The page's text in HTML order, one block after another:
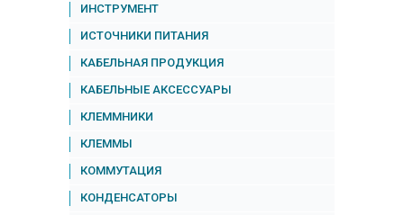
ИНСТРУМЕНТ
ИСТОЧНИКИ ПИТАНИЯ
КАБЕЛЬНАЯ ПРОДУКЦИЯ
КАБЕЛЬНЫЕ АКСЕССУАРЫ
КЛЕММНИКИ
КЛЕММЫ
КОММУТАЦИЯ
КОНДЕНСАТОРЫ